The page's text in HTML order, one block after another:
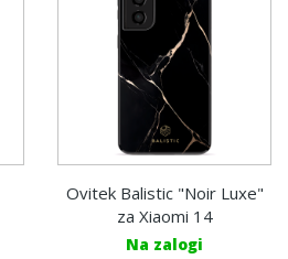
Ovitek Balistic "Noir Luxe"
za Xiaomi 14
Na zalogi